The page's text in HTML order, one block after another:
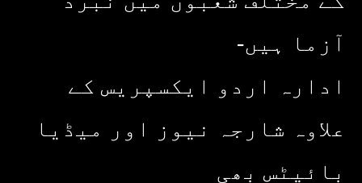
آزما ہیں-
ادارہ اردو ایکسپریس کے
علاوہ شارجہ نیوز اور میڈیا
بائیٹس بھی